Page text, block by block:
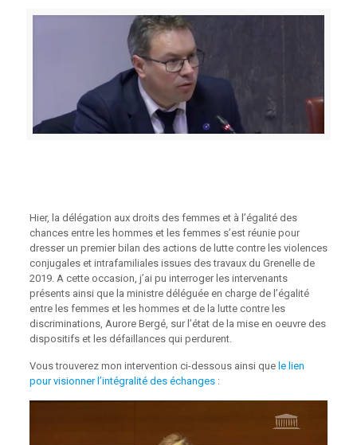
Hier, la délégation aux droits des femmes et à l’égalité des
chances entre les hommes et les femmes s’est réunie pour
dresser un premier bilan des actions de lutte contre les violences
conjugales et intrafamiliales issues des travaux du Grenelle de
2019. A cette occasion, j’ai pu interroger les intervenants
présents ainsi que la ministre déléguée en charge de l’égalité
entre les femmes et les hommes et de la lutte contre les
discriminations, Aurore Bergé, sur l’état de la mise en oeuvre des
dispositifs et les défaillances qui perdurent.
Vous trouverez mon intervention ci-dessous ainsi que le lien
pour visionner l’intégralité des échanges: